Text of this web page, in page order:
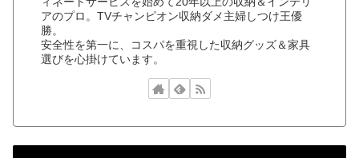
アのプロ。TVチャンピオン収納ダメ主婦しつけ王優
勝。
安全性を第一に、コスパを重視した収納グッズ＆家具
選びを心掛けています。